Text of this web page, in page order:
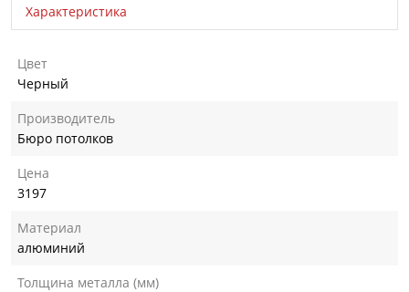
Характеристика
Цвет
Черный
Производитель
Бюро потолков
Цена
3197
Материал
алюминий
Толщина металла (мм)